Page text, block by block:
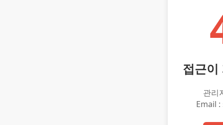
접근이
관리
Email